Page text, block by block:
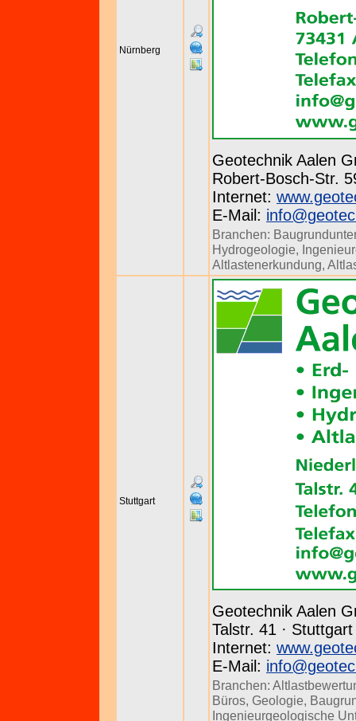
Nürnberg
Geotechnik Aalen
Robert-Bosch-Str.
Internet:
E-Mail:
Branchen:
Hydrogeologie,
Altlastenerkundung,
Stuttgart
Geotechnik Aalen
Talstr. 41 ·
Internet:
E-Mail:
Branchen:
Büros, Geologie,
Ingenieurgeologische